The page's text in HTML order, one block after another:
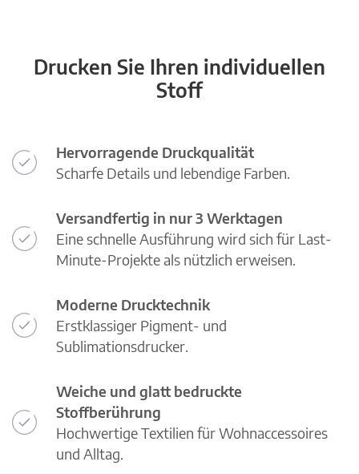
Drucken Sie Ihren individuellen
Stoff
Hervorragende Druckqualität
Scharfe Details und lebendige Farben.
Versandfertig in nur 3 Werktagen
Eine schnelle Ausführung wird sich für Last-
Minute-Projekte als nützlich erweisen.
Moderne Drucktechnik
Erstklassiger Pigment- und
Sublimationsdrucker.
Weiche und glatt bedruckte
Stoffberührung
Hochwertige Textilien für Wohnaccessoires
und Alltag.